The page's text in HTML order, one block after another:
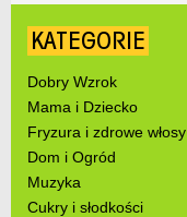
KATEGORIE
Dobry Wzrok
Mama i Dziecko
Fryzura i zdrowe włosy
Dom i Ogród
Muzyka
Cukry i słodkości